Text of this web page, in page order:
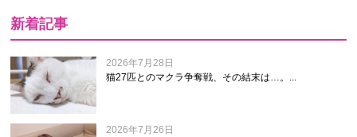
新着記事
2026年7月28日
猫27匹とのマクラ争奪戦、その結末は…。...
2026年7月26日